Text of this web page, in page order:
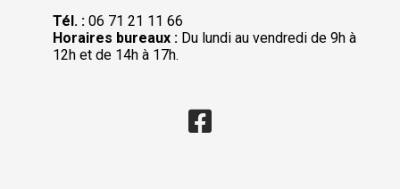
Tél. : 06 71 21 11 66
Horaires bureaux : Du lundi au vendredi de 9h à
12h et de 14h à 17h.